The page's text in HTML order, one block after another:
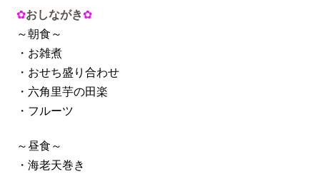
✿おしながき✿
～朝食～
・お雑煮
・おせち盛り合わせ
・六角里芋の田楽
・フルーツ
～昼食～
・海老天巻き